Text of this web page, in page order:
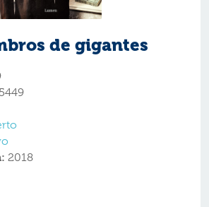
de gigantes
2018